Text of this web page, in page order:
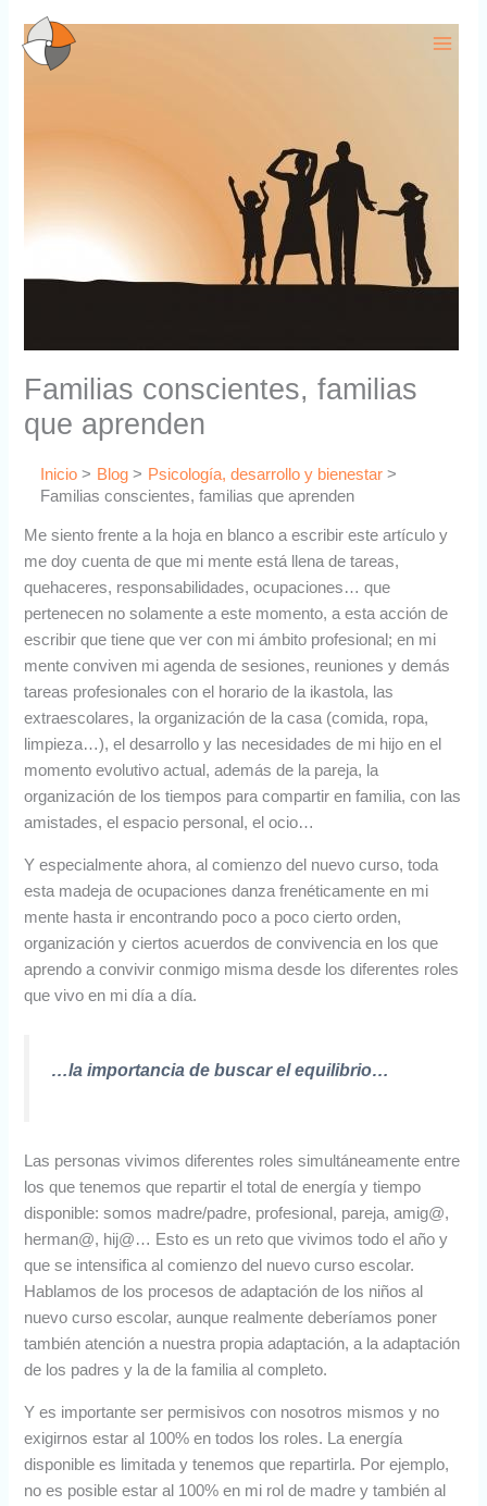
contenido
Familias conscientes, familias
que aprenden
Inicio Blog
Psicología, desarrollo y bienestar
Familias conscientes, familias que aprenden
Me siento frente a la hoja en blanco a escribir este artículo y
me doy cuenta de que mi mente está llena de tareas,
quehaceres, responsabilidades, ocupaciones… que
pertenecen no solamente a este momento, a esta acción de
escribir que tiene que ver con mi ámbito profesional; en mi
mente conviven mi agenda de sesiones, reuniones y demás
tareas profesionales con el horario de la ikastola, las
extraescolares, la organización de la casa (comida, ropa,
limpieza…), el desarrollo y las necesidades de mi hijo en el
momento evolutivo actual, además de la pareja, la
organización de los tiempos para compartir en familia, con las
amistades, el espacio personal, el ocio…
Y especialmente ahora, al comienzo del nuevo curso, toda
esta madeja de ocupaciones danza frenéticamente en mi
mente hasta ir encontrando poco a poco cierto orden,
organización y ciertos acuerdos de convivencia en los que
aprendo a convivir conmigo misma desde los diferentes roles
que vivo en mi día a día.
…la importancia de buscar el equilibrio…
Las personas vivimos diferentes roles simultáneamente entre
los que tenemos que repartir el total de energía y tiempo
disponible: somos madre/padre, profesional, pareja, amig@,
herman@, hij@… Esto es un reto que vivimos todo el año y
que se intensifica al comienzo del nuevo curso escolar.
Hablamos de los procesos de adaptación de los niños al
nuevo curso escolar, aunque realmente deberíamos poner
también atención a nuestra propia adaptación, a la adaptación
de los padres y la de la familia al completo.
Y es importante ser permisivos con nosotros mismos y no
exigirnos estar al 100% en todos los roles. La energía
disponible es limitada y tenemos que repartirla. Por ejemplo,
no es posible estar al 100% en mi rol de madre y también al